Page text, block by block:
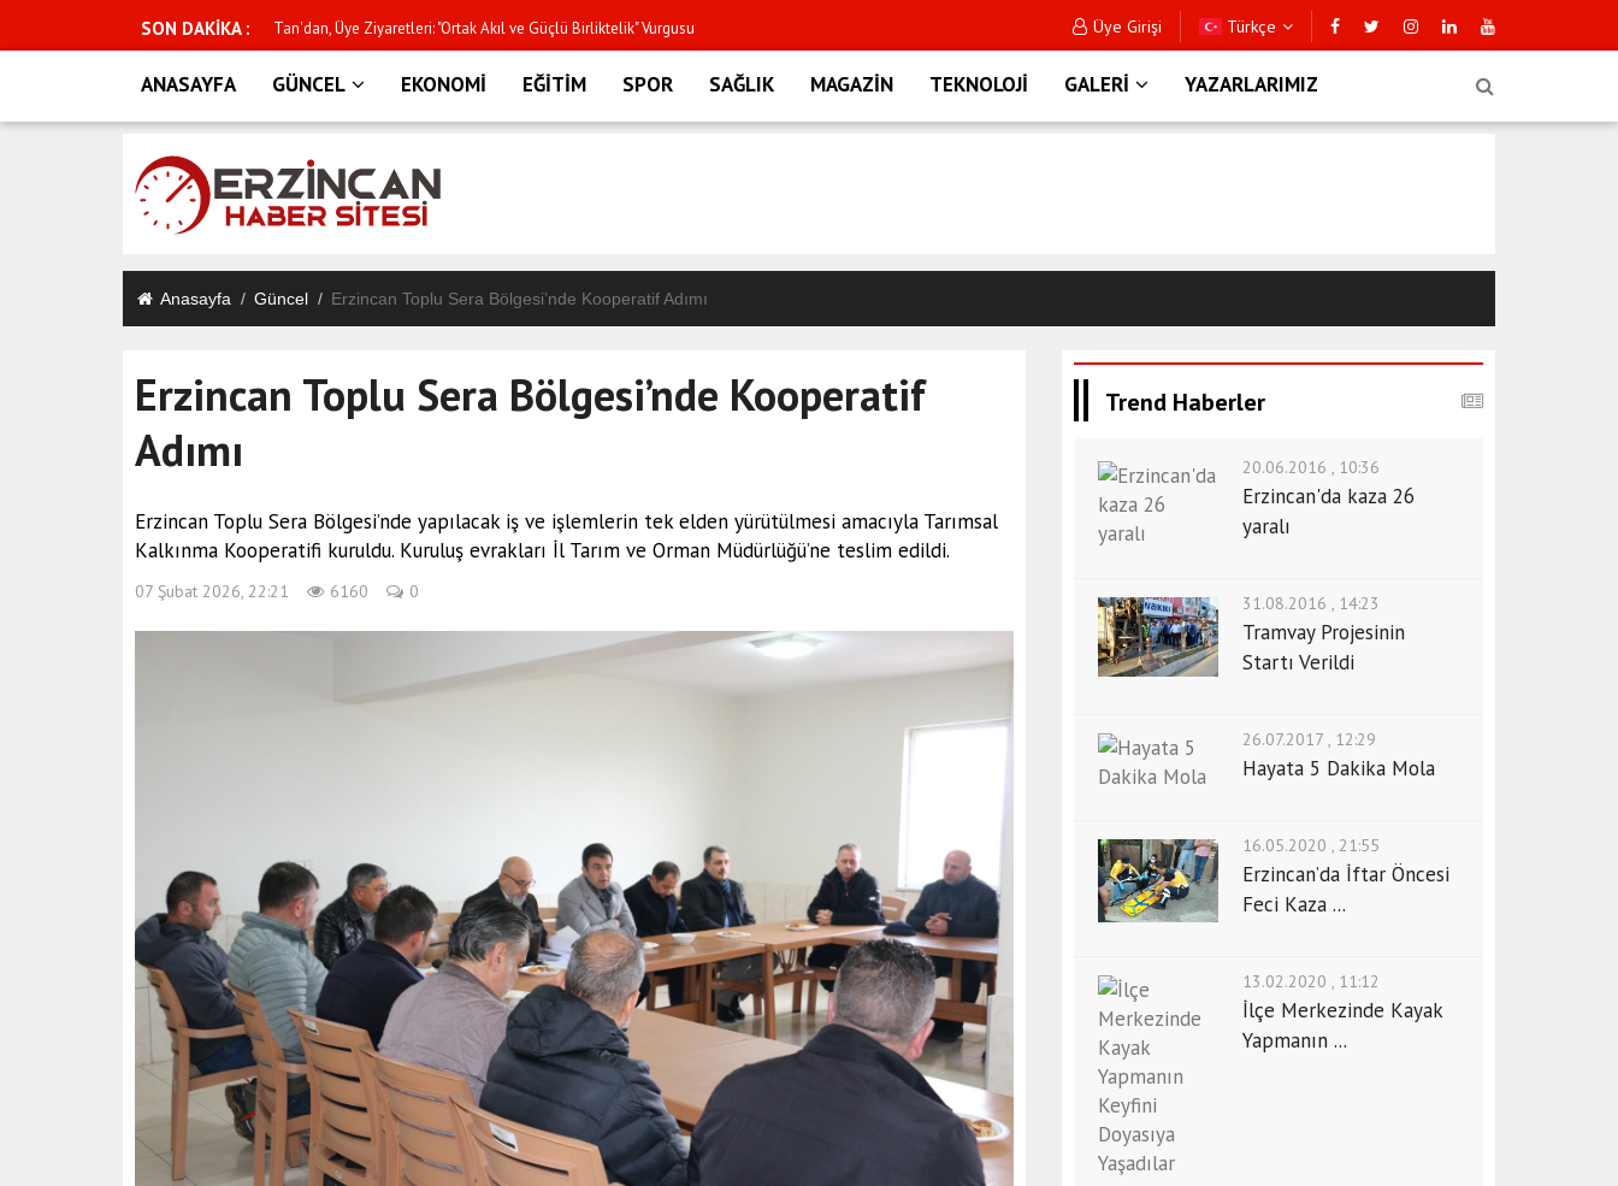
SON DAKİKA : ANALİG TENİSTE ERZİNCAN RÜZGÂRI Minik Öğrencilere Trafik Dedektifi Eğitimi
Üye Girişi Türkçe
ANASAYFA GÜNCEL EKONOMİ EĞİTİM SPOR SAĞLIK MAGAZİN TEKNOLOJİ GALERİ YAZARLARIMIZ
Anasayfa Güncel Erzincan Toplu Sera Bölgesi’nde Kooperatif Adımı
Erzincan Toplu Sera Bölgesi’nde Kooperatif
Adımı
Erzincan Toplu Sera Bölgesi’nde yapılacak iş ve işlemlerin tek elden yürütülmesi amacıyla Tarımsal
Kalkınma Kooperatifi kuruldu. Kuruluş evrakları İl Tarım ve Orman Müdürlüğü’ne teslim edildi.
07 Şubat 2026, 22:21 6160 0
Trend Haberler
20.06.2016 , 10:36
Erzincan'da kaza 26
yaralı
31.08.2016 , 14:23
Tramvay Projesinin
Startı Verildi
26.07.2017 , 12:29
Hayata 5 Dakika Mola
16.05.2020 , 21:55
Erzincan’da İftar Öncesi
Feci Kaza ...
13.02.2020 , 11:12
İlçe Merkezinde Kayak
Yapmanın ...